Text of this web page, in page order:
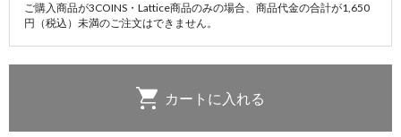
ご購入商品が3COINS・Lattice商品のみの場合、商品代金の合計が1,650
円（税込）未満のご注文はできません。